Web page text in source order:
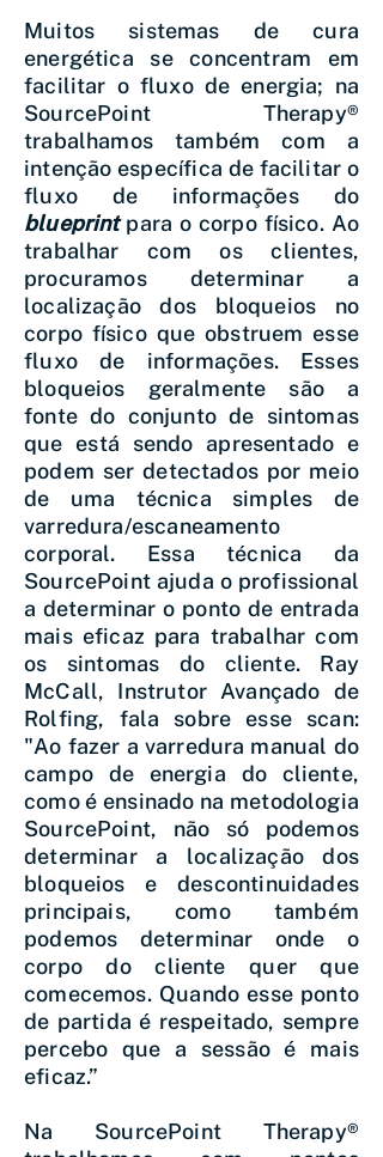
Muitos sistemas de cura
energética se concentram em
facilitar o fluxo de energia; na
SourcePoint Therapy®
trabalhamos também com a
intenção específica de facilitar o
fluxo de informações do
blueprintpara o corpo físico. Ao
trabalhar com os clientes,
procuramos determinar a
localização dos bloqueios no
corpo físico que obstruem esse
fluxo de informações. Esses
bloqueios geralmente são a
fonte do conjunto de sintomas
que está sendo apresentado e
podem ser detectados por meio
de uma técnica simples de
varredura/escaneamento
corporal. Essa técnica da
SourcePoint ajuda o profissional
a determinar o ponto de entrada
mais eficaz para trabalhar com
os sintomas do cliente. Ray
McCall, Instrutor Avançado de
Rolfing, fala sobre esse scan:
"Ao fazer a varredura manual do
campo de energia do cliente,
como é ensinado na metodologia
SourcePoint, não só podemos
determinar a localização dos
bloqueios e descontinuidades
principais, como também
podemos determinar onde o
corpo do cliente quer que
comecemos. Quando esse ponto
de partida é respeitado, sempre
percebo que a sessão é mais
eficaz.”
Na SourcePoint Therapy®